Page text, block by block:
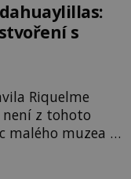
s
Riquelme
není z tohoto
malého muzea v
nedaleko
z posvátné